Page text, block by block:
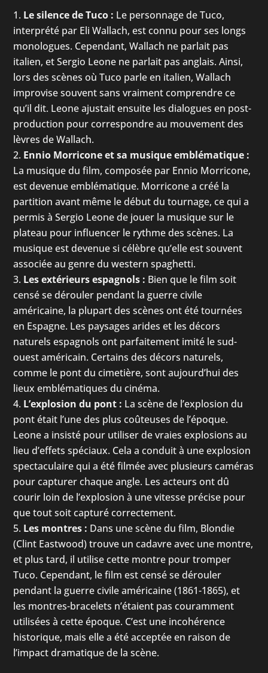
Le silence de Tuco : Le personnage de Tuco,
interprété par Eli Wallach, est connu pour ses longs
monologues. Cependant, Wallach ne parlait pas
italien, et Sergio Leone ne parlait pas anglais. Ainsi,
lors des scènes où Tuco parle en italien, Wallach
improvise souvent sans vraiment comprendre ce
qu’il dit. Leone ajustait ensuite les dialogues en post-
production pour correspondre au mouvement des
lèvres de Wallach.
Ennio Morricone et sa musique emblématique :
La musique du film, composée par Ennio Morricone,
est devenue emblématique. Morricone a créé la
partition avant même le début du tournage, ce qui a
permis à Sergio Leone de jouer la musique sur le
plateau pour influencer le rythme des scènes. La
musique est devenue si célèbre qu’elle est souvent
associée au genre du western spaghetti.
Les extérieurs espagnols : Bien que le film soit
censé se dérouler pendant la guerre civile
américaine, la plupart des scènes ont été tournées
en Espagne. Les paysages arides et les décors
naturels espagnols ont parfaitement imité le sud-
ouest américain. Certains des décors naturels,
comme le pont du cimetière, sont aujourd’hui des
lieux emblématiques du cinéma.
L’explosion du pont : La scène de l’explosion du
pont était l’une des plus coûteuses de l’époque.
Leone a insisté pour utiliser de vraies explosions au
lieu d’effets spéciaux. Cela a conduit à une explosion
spectaculaire qui a été filmée avec plusieurs caméras
pour capturer chaque angle. Les acteurs ont dû
courir loin de l’explosion à une vitesse précise pour
que tout soit capturé correctement.
Les montres : Dans une scène du film, Blondie
(Clint Eastwood) trouve un cadavre avec une montre,
et plus tard, il utilise cette montre pour tromper
Tuco. Cependant, le film est censé se dérouler
pendant la guerre civile américaine (1861-1865), et
les montres-bracelets n’étaient pas couramment
utilisées à cette époque. C’est une incohérence
historique, mais elle a été acceptée en raison de
l’impact dramatique de la scène.